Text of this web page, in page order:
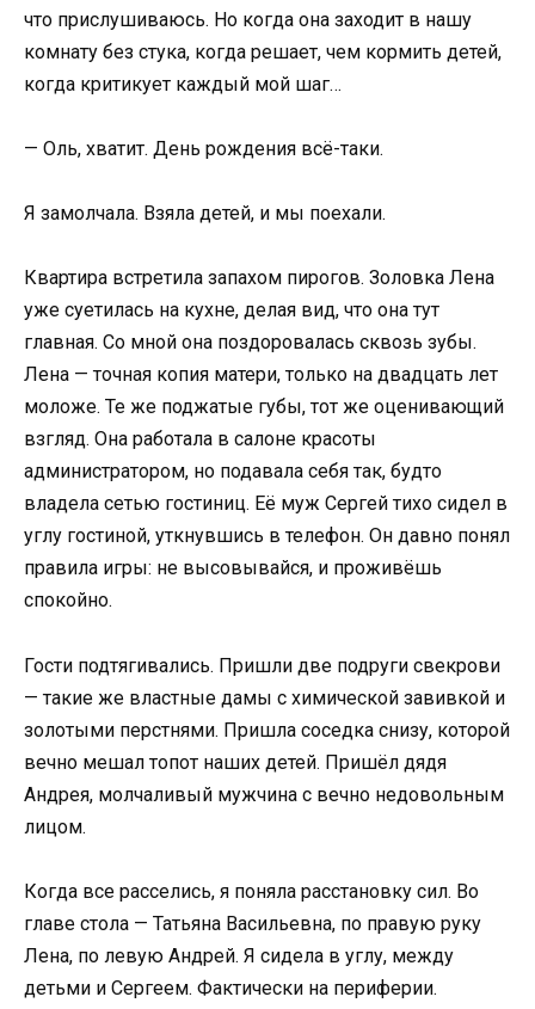
что прислушиваюсь. Но когда она заходит в нашу
комнату без стука, когда решает, чем кормить детей,
когда критикует каждый мой шаг…
— Оль, хватит. День рождения всё-таки.
Я замолчала. Взяла детей, и мы поехали.
Квартира встретила запахом пирогов. Золовка Лена
уже суетилась на кухне, делая вид, что она тут
главная. Со мной она поздоровалась сквозь зубы.
Лена — точная копия матери, только на двадцать лет
моложе. Те же поджатые губы, тот же оценивающий
взгляд. Она работала в салоне красоты
администратором, но подавала себя так, будто
владела сетью гостиниц. Её муж Сергей тихо сидел в
углу гостиной, уткнувшись в телефон. Он давно понял
правила игры: не высовывайся, и проживёшь
спокойно.
Гости подтягивались. Пришли две подруги свекрови
— такие же властные дамы с химической завивкой и
золотыми перстнями. Пришла соседка снизу, которой
вечно мешал топот наших детей. Пришёл дядя
Андрея, молчаливый мужчина с вечно недовольным
лицом.
Когда все расселись, я поняла расстановку сил. Во
главе стола — Татьяна Васильевна, по правую руку
Лена, по левую Андрей. Я сидела в углу, между
детьми и Сергеем. Фактически на периферии.